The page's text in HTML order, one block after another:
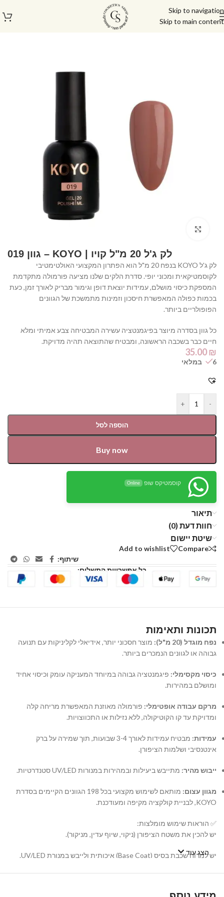
Skip to navigation
Skip to main content
לק ג'ל 20 מ"ל קויו | KOYO – גוון 019
לק ג'ל KOYO בנפח 20 מ"ל הוא הפתרון המקצועי האולטימטיבי
לקוסמטיקאית ומכוני יופי. סדרת הלקים שלנו מציעה פורמולה מתקדמת
המספקת כיסוי מושלם, עמידות יוצאת דופן וגימור מבריק לאורך זמן, כעת
בכמות כפולה המאפשרת חיסכון וזמינות מתמשכת של הגוונים
הפופולריים ביותר.
כל גוון בסדרה מיוצר בפיגמנטציה עשירה המבטיחה צבע אמיתי ומלא
חיים כבר בשכבה הראשונה, ומבטיח שהתוצאה תהיה מדויקת.
35.00₪
6 במלאי
-
+
הוספה לסל
Buy now
קוסמטיקס שופ Online
תיאור
חוות דעת (0)
שיטת יישום
Compare
Add to wishlist
שיתוף:
כל אפשרויות התשלום:
תכונות ותאימות
נפח מוגדל (20 מ"ל):
מוצר חסכוני יותר, אידיאלי לקליניקות עם תנועה
גבוהה או לגוונים הנמכרים ביותר.
כיסוי מקסימלי: פיגמנטציה גבוהה במיוחד המעניקה עומק וכיסוי אחיד
ומושלם במהירות.
מרקם עבודה אופטימלי: פורמולה מאוזנת המאפשרת מריחה קלה
ומדויקת עד קו הקוטיקולה, ללא נזילות או התכווצויות.
עמידות:
מבטיח עמידות לאורך 3-4 שבועות, תוך שמירה על ברק
אינטנסיבי ושלמות הציפורן.
ייבוש מהיר: מתייבש ביעילות ובמהירות במנורות UV/LED סטנדרטיות.
מגוון עצום:
מותאם לשימוש מקצועי בכל 198 הגוונים הקיימים בסדרת
KOYO, לבניית קולקציה מקיפה ומעודכנת.
✅ הוראות שימוש מומלצות:
יש להכין את משטח הציפורן (ניקוי, שיוף עדין, מניקור).
יש למרוח שכבת בסיס (Base Coat) איכותית ולייבש במנורת UV/LED.
יש למרוח שכבה דקה ואחידה של לק ג'ל KOYO ולייבש במנורה. במידת
הצג עוד